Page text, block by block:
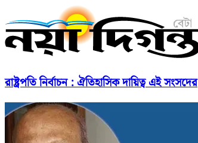
রাষ্ট্রপতি নির্বাচন : ঐতিহাসিক দায়িত্ব এই সংসদের